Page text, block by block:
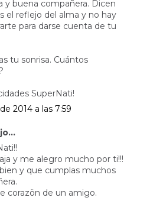
y buena compañera. Dicen
el reflejo del alma y no hay
para darse cuenta de tu
tu sonrisa. Cuántos
SuperNati!
2014 a las 7:59
y me alegro mucho por ti!!!
y que cumplas muchos
corazön de un amigo.